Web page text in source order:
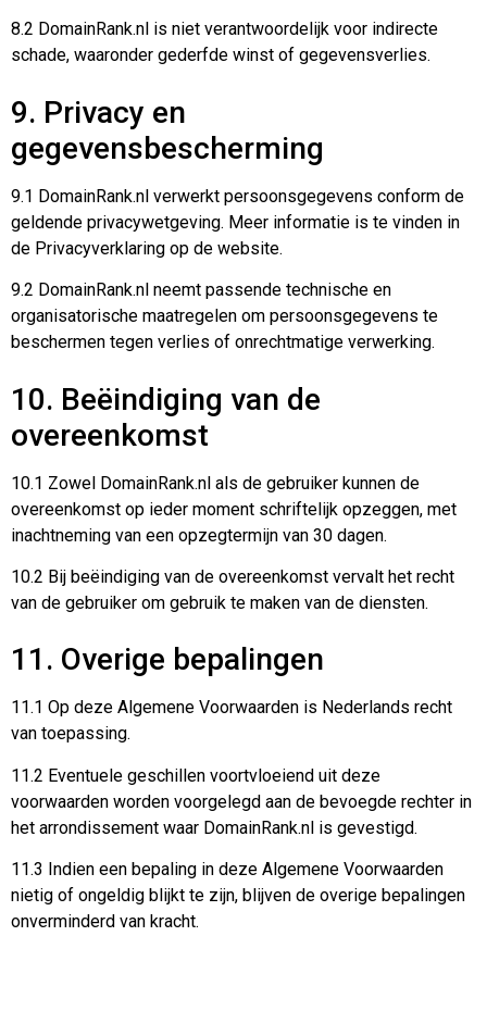
8.2 DomainRank.nl is niet verantwoordelijk voor indirecte
schade, waaronder gederfde winst of gegevensverlies.
9. Privacy en
gegevensbescherming
9.1 DomainRank.nl verwerkt persoonsgegevens conform de
geldende privacywetgeving. Meer informatie is te vinden in
de Privacyverklaring op de website.
9.2 DomainRank.nl neemt passende technische en
organisatorische maatregelen om persoonsgegevens te
beschermen tegen verlies of onrechtmatige verwerking.
10. Beëindiging van de
overeenkomst
10.1 Zowel DomainRank.nl als de gebruiker kunnen de
overeenkomst op ieder moment schriftelijk opzeggen, met
inachtneming van een opzegtermijn van 30 dagen.
10.2 Bij beëindiging van de overeenkomst vervalt het recht
van de gebruiker om gebruik te maken van de diensten.
11. Overige bepalingen
11.1 Op deze Algemene Voorwaarden is Nederlands recht
van toepassing.
11.2 Eventuele geschillen voortvloeiend uit deze
voorwaarden worden voorgelegd aan de bevoegde rechter in
het arrondissement waar DomainRank.nl is gevestigd.
11.3 Indien een bepaling in deze Algemene Voorwaarden
nietig of ongeldig blijkt te zijn, blijven de overige bepalingen
onverminderd van kracht.